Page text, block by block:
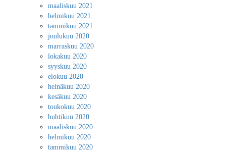
maaliskuu 2021
helmikuu 2021
tammikuu 2021
joulukuu 2020
marraskuu 2020
lokakuu 2020
syyskuu 2020
elokuu 2020
heinäkuu 2020
kesäkuu 2020
toukokuu 2020
huhtikuu 2020
maaliskuu 2020
helmikuu 2020
tammikuu 2020